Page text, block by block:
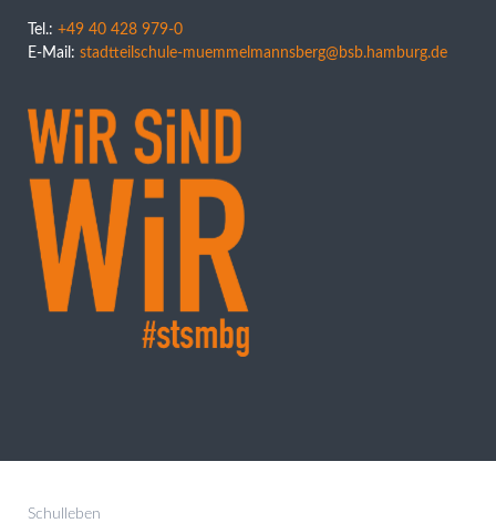
Tel.: +49 40 428 979-0
E-Mail: stadtteilschule-muemmelmannsberg@bsb.hamburg.de
Schulleben